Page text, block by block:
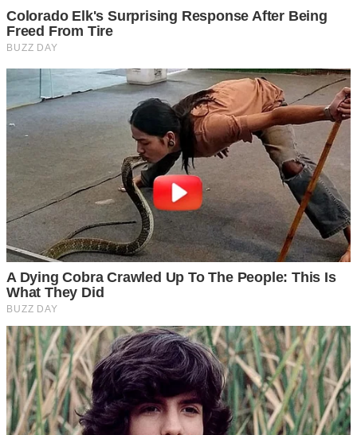
เมื่อใส่กุ้งลงในขวดแล้วให้เติมน้ำสะอาดใส่ขวดจนเต็ม ปิดฝา
ขวดให้สนิท นำแช่ข่องแข็ง เพียงเท่านี้ก็เรียบร้อย
เมื่อต้องการนำกุ้งออกมาละลายน้ำแข็งให้ทำการแช่ขวดกุ้งลง